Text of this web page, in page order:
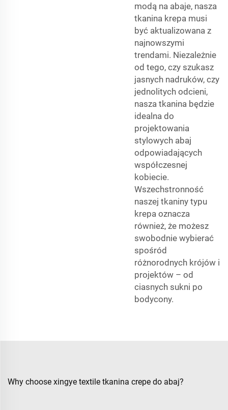
modą na abaje, nasza
tkanina krepa musi
być aktualizowana z
najnowszymi
trendami. Niezależnie
od tego, czy szukasz
jasnych nadruków, czy
jednolitych odcieni,
nasza tkanina będzie
idealna do
projektowania
stylowych abaj
odpowiadających
współczesnej
kobiecie.
Wszechstronność
naszej tkaniny typu
krepa oznacza
również, że możesz
swobodnie wybierać
spośród
różnorodnych krójów i
projektów – od
ciasnych sukni po
bodycony.
Why choose xingye textile tkanina crepe do abaj?